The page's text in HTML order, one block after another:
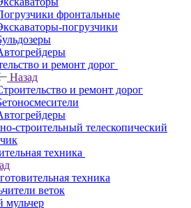
фронтальные
погрузчики
и ремонт дорог
Назад
и ремонт дорог
строительный телескопический
техника
техника
веток
мульчер